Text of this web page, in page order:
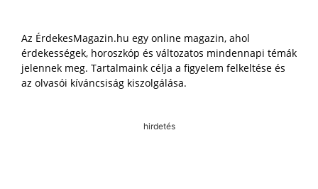
Az ÉrdekesMagazin.hu egy online magazin, ahol
érdekességek, horoszkóp és változatos mindennapi témák
jelennek meg. Tartalmaink célja a figyelem felkeltése és
az olvasói kíváncsiság kiszolgálása.
hirdetés